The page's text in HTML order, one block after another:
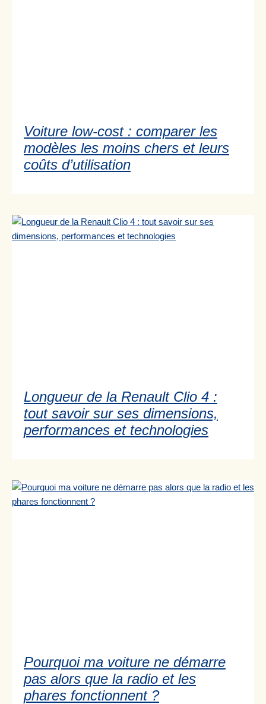
Voiture low-cost : comparer les
modèles les moins chers et leurs
coûts d’utilisation
Longueur de la Renault Clio 4 :
tout savoir sur ses dimensions,
performances et technologies
Pourquoi ma voiture ne démarre
pas alors que la radio et les
phares fonctionnent ?